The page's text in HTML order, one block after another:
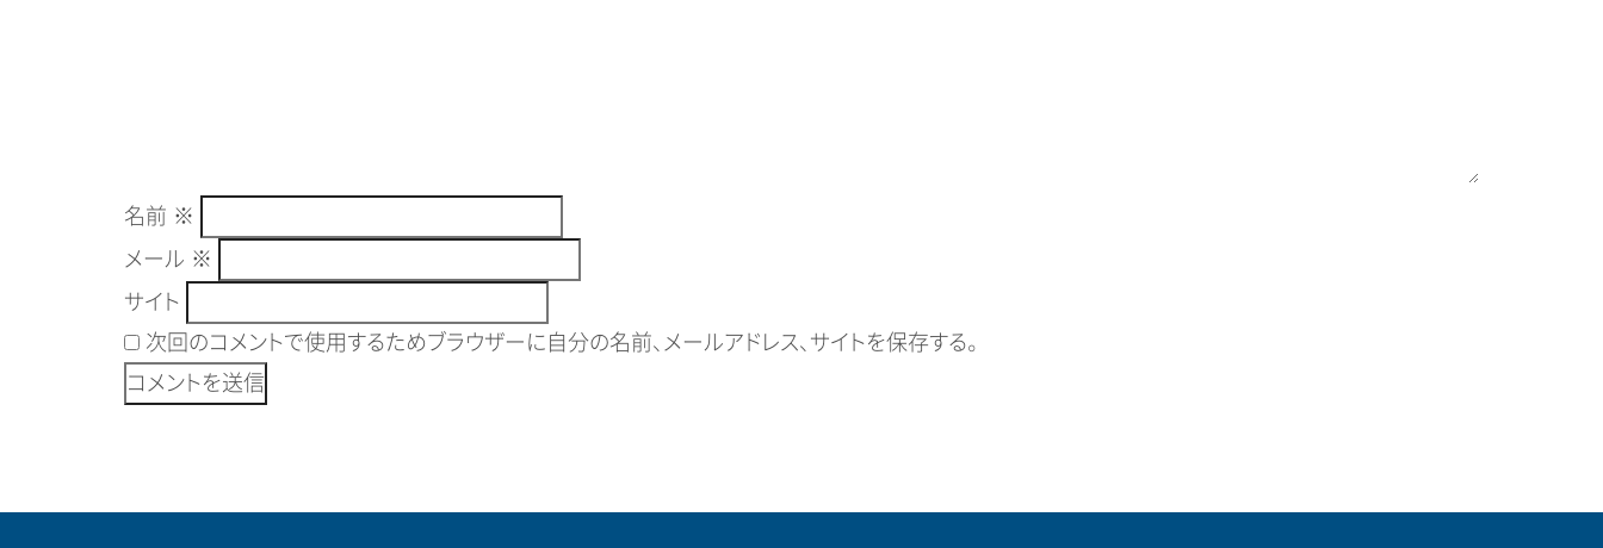
名前 ※
メール ※
サイト
次回のコメントで使用するためブラウザーに自分の名前、メールアドレス、サイトを保存する。